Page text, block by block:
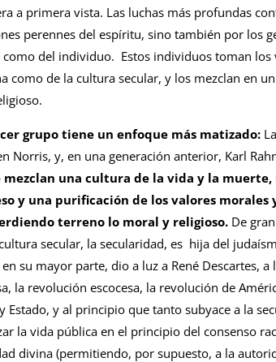
a primera vista. Las luchas más profundas
perennes del espíritu, sino también por los
del individuo. Estos individuos toman
como de la cultura secular, y los mezclan en
grupo tiene un enfoque más matizado:
Norris, y, en una generación anterior, Karl
mezclan una cultura de la vida y la
y una purificación de los valores
terreno lo moral y religioso.De
secular, la secularidad, es hija del
su mayor parte, dio a luz a René Descartes,
la revolución escocesa, la revolución de
Estado, y al principio que tanto subyace a la
la vida pública en el principio del consenso
divina (permitiendo, por supuesto, a la